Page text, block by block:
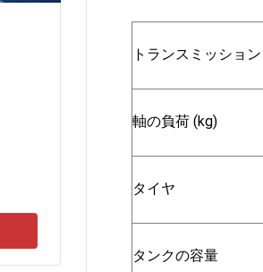
トランスミッション
軸の負荷 (kg)
タイヤ
タンクの容量